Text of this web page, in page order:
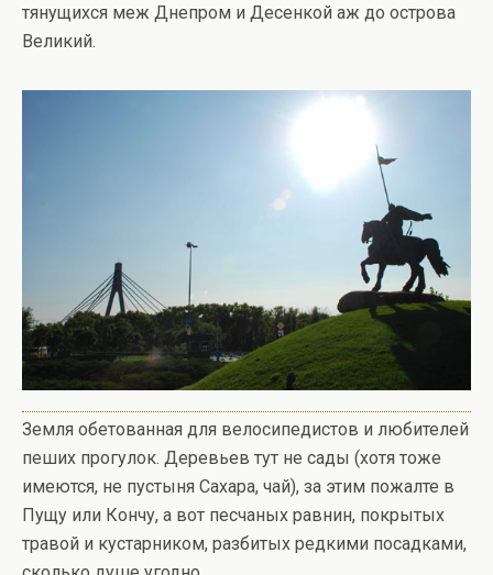
тянущихся меж Днепром и Десенкой аж до острова
Великий.
Земля обетованная для велосипедистов и любителей
пеших прогулок. Деревьев тут не сады (хотя тоже
имеются, не пустыня Сахара, чай), за этим пожалте в
Пущу или Кончу, а вот песчаных равнин, покрытых
травой и кустарником, разбитых редкими посадками,